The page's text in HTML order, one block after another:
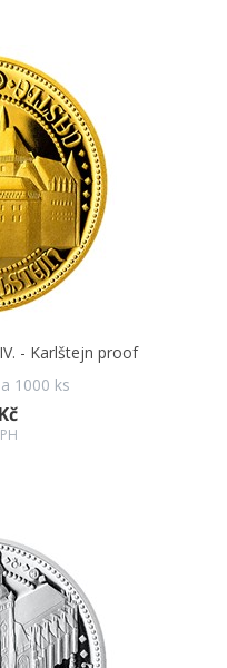
- Karlštejn proof
1000 ks